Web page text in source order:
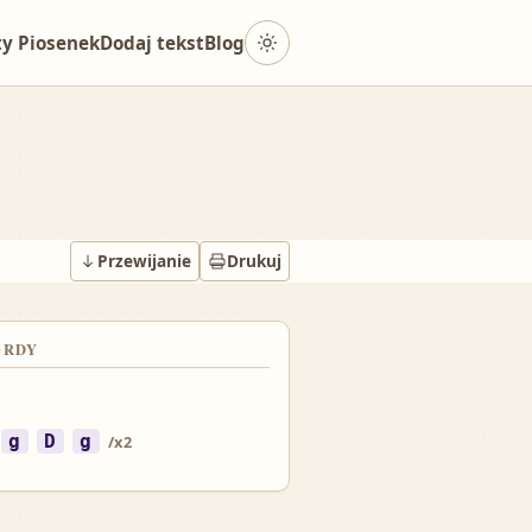
PiosenekDodaj tekstBlog
Przełącz tryb jasny i ciemny
Przewijanie Drukuj
g D g /x2